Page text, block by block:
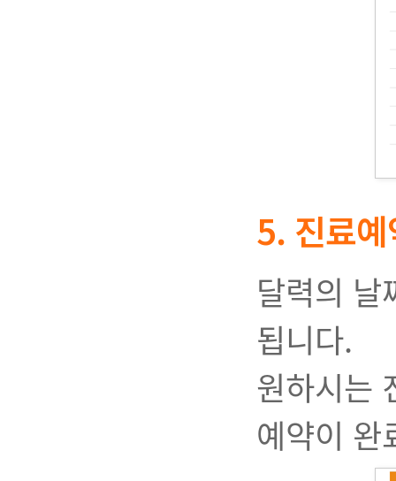
5. 진료
달력의
됩니다.
원하시는
예약이 완